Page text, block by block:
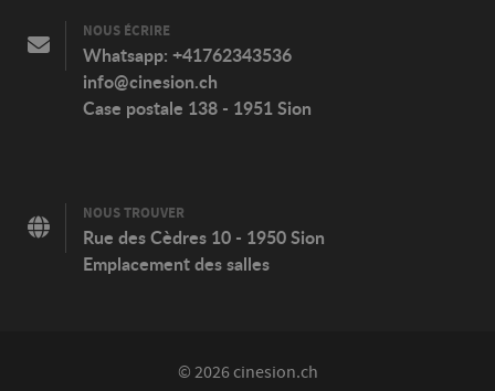
NOUS ÉCRIRE
Whatsapp: +41762343536
info@cinesion.ch
Case postale 138 - 1951 Sion
NOUS TROUVER
Rue des Cèdres 10 - 1950 Sion
Emplacement des salles
© 2026 cinesion.ch